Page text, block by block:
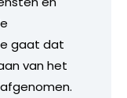
gaat dat
van het